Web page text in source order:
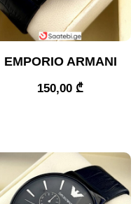
EMPORIO ARMANI
150,00 ₾